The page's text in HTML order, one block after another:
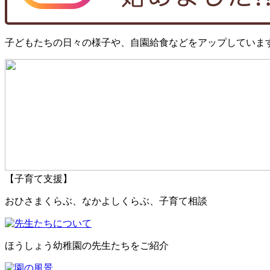
子どもたちの日々の様子や、自園給食などをアップしていま
【子育て支援】
おひさまくらぶ、なかよしくらぶ、子育て相談
ほうしょう幼稚園の先生たちをご紹介